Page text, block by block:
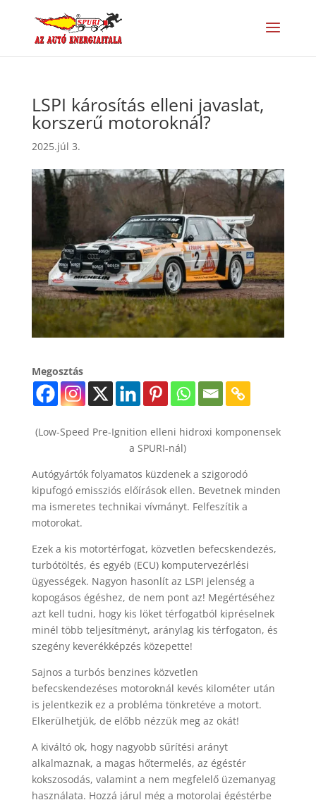
LSPI károsítás elleni javaslat,
korszerű motoroknál?
2025.júl 3.
Megosztás
(Low-Speed Pre-Ignition elleni hidroxi komponensek
a SPURI-nál)
Autógyártók folyamatos küzdenek a szigorodó
kipufogó emissziós előírások ellen. Bevetnek minden
ma ismeretes technikai vívmányt. Felfeszítik a
motorokat.
Ezek a kis motortérfogat, közvetlen befecskendezés,
turbótöltés, és egyéb (ECU) komputervezérlési
ügyességek. Nagyon hasonlít az LSPI jelenség a
kopogásos égéshez, de nem pont az! Megértéséhez
azt kell tudni, hogy kis löket térfogatból kipréselnek
minél több teljesítményt, aránylag kis térfogaton, és
szegény keverékképzés közepette!
Sajnos a turbós benzines közvetlen
befecskendezéses motoroknál kevés kilométer után
is jelentkezik ez a probléma tönkretéve a motort.
Elkerülhetjük, de előbb nézzük meg az okát!
A kiváltó ok, hogy nagyobb sűrítési arányt
alkalmaznak, a magas hőtermelés, az égéstér
kokszosodás, valamint a nem megfelelő üzemanyag
használata. Hozzá járul még a motorolaj égéstérbe